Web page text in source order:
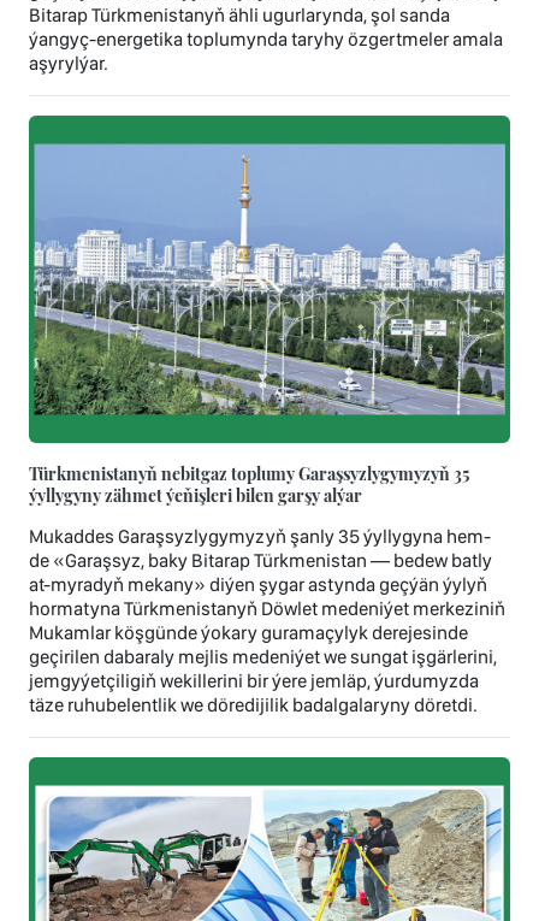
Bitarap Türkmenistanyň ähli ugurlarynda, şol sanda
ýangyç-energetika toplumynda taryhy özgertmeler amala
aşyrylýar.
Türkmenistanyň nebitgaz toplumy Garaşsyzlygymyzyň 35
ýyllygyny zähmet ýeňişleri bilen garşy alýar
Mukaddes Garaşsyzlygymyzyň şanly 35 ýyllygyna hem-
de «Garaşsyz, baky Bitarap Türkmenistan — bedew batly
at-myradyň mekany» diýen şygar astynda geçýän ýylyň
hormatyna Türkmenistanyň Döwlet medeniýet merkeziniň
Mukamlar köşgünde ýokary guramaçylyk derejesinde
geçirilen dabaraly mejlis medeniýet we sungat işgärlerini,
jemgyýetçiligiň wekillerini bir ýere jemläp, ýurdumyzda
täze ruhubelentlik we döredijilik badalgalaryny döretdi.